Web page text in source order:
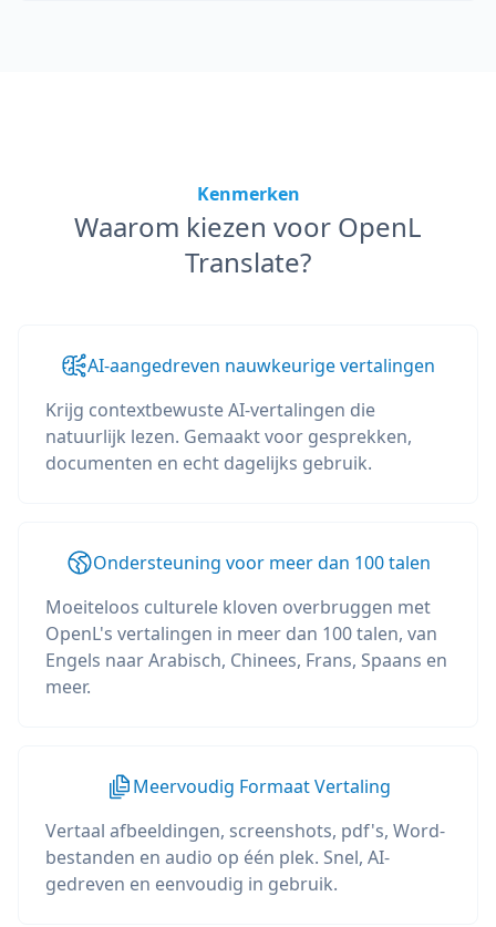
Kenmerken
Waarom kiezen voor OpenL
Translate?
AI-aangedreven nauwkeurige vertalingen
Krijg contextbewuste AI-vertalingen die
natuurlijk lezen. Gemaakt voor gesprekken,
documenten en echt dagelijks gebruik.
Ondersteuning voor meer dan 100 talen
Moeiteloos culturele kloven overbruggen met
OpenL's vertalingen in meer dan 100 talen, van
Engels naar Arabisch, Chinees, Frans, Spaans en
meer.
Meervoudig Formaat Vertaling
Vertaal afbeeldingen, screenshots, pdf's, Word-
bestanden en audio op één plek. Snel, AI-
gedreven en eenvoudig in gebruik.